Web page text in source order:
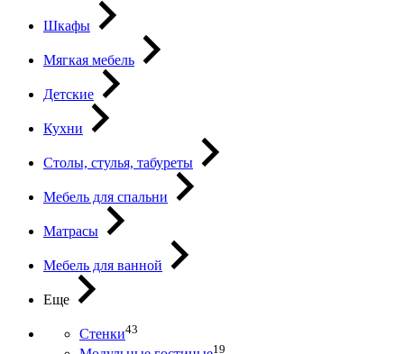
Шкафы
Мягкая мебель
Детские
Кухни
Столы, стулья, табуреты
Мебель для спальни
Матрасы
Мебель для ванной
Еще
Стенки43
19